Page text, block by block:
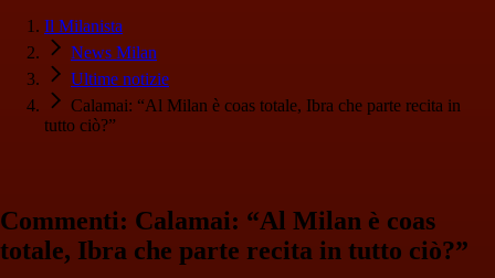
Il Milanista
News Milan
Ultime notizie
Calamai: “Al Milan è coas totale, Ibra che parte recita in
tutto ciò?”
Commenti: Calamai: “Al Milan è coas
totale, Ibra che parte recita in tutto ciò?”